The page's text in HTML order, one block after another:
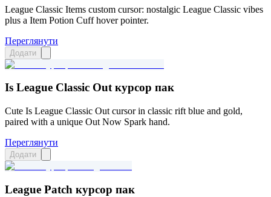
League Classic Items custom cursor: nostalgic League Classic vibes
plus a Item Potion Cuff hover pointer.
Переглянути
Додати
Is League Classic Out курсор пак
Cute Is League Classic Out cursor in classic rift blue and gold,
paired with a unique Out Now Spark hand.
Переглянути
Додати
League Patch курсор пак